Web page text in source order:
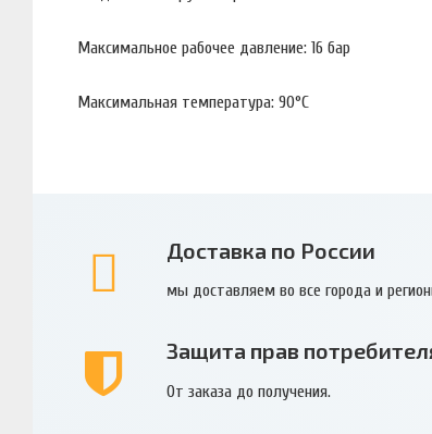
Максимальное рабочее давление: 16 бар
Максимальная температура: 90°С
Доставка по России
мы доставляем во все города и
Защита прав
От заказа до получения.